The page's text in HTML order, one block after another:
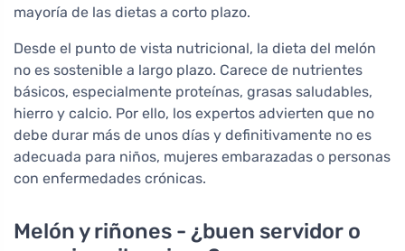
mayoría de las dietas a corto plazo.
Desde el punto de vista nutricional, la dieta del melón
no es sostenible a largo plazo. Carece de nutrientes
básicos, especialmente proteínas, grasas saludables,
hierro y calcio. Por ello, los expertos advierten que no
debe durar más de unos días y definitivamente no es
adecuada para niños, mujeres embarazadas o personas
con enfermedades crónicas.
Melón y riñones - ¿buen servidor o